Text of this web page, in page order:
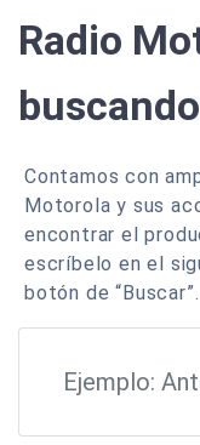
Radio
buscando
Contamos con
Motorola y sus
encontrar el
escríbelo en el
botón de “Buscar”.